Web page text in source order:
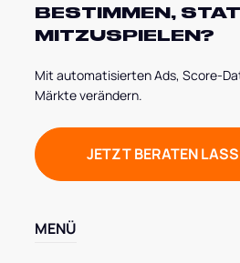
BESTIMMEN,
MITZUSPIELEN?
Mit automatisierten Ads, Score-
Märkte verändern.
JETZT BERATEN
MENÜ